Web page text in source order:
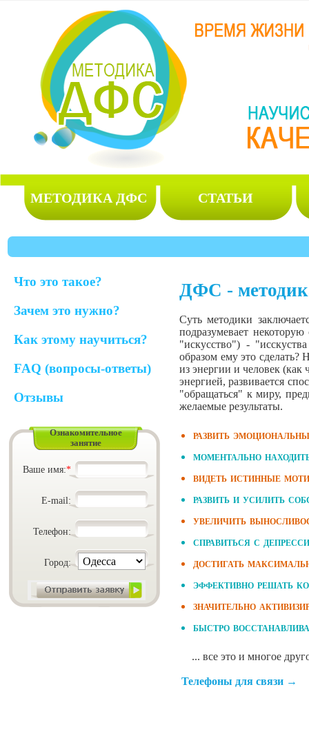
МЕТОДИКА ДФС СТАТЬИ
Что это такое?
Зачем это нужно?
Как этому научиться?
FAQ (вопросы-ответы)
Отзывы
Ознакомительное
занятие
Ваше имя:*
E-mail:
Телефон:
Город:
ДФС -
Суть методики
подразумевает
"искусство") -
образом ему это
из энергии и человек (как
энергией, развивается
"обращаться" к миру,
желаемые результаты.
развить
моментально
видеть истинные
развить и усилить
увеличить
справиться с
достигать
эффективно решать
значительно
быстро
... все это и многое
Телефоны для связи →